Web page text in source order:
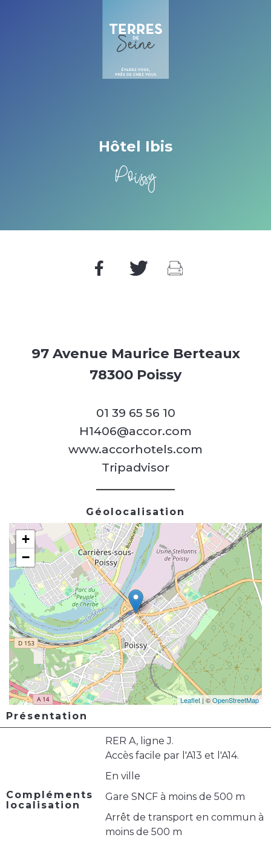
Hôtel Ibis
Poissy
97 Avenue Maurice Berteaux
78300 Poissy
01 39 65 56 10
H1406@accor.com
www.accorhotels.com
Tripadvisor
Géolocalisation
+
−
Leaflet | ©OpenStreetMap
Présentation
Compléments
localisation
RER A, ligne J.
Accès facile par l'A13 et l'A14.
En ville
Gare SNCF à moins de 500 m
Arrêt de transport en commun à
moins de 500 m